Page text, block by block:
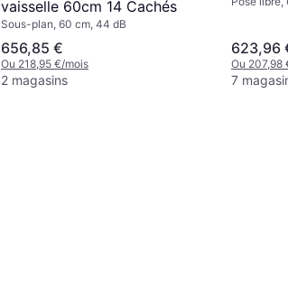
vaisselle 60cm 14 Cachés
Sous-plan, 60 cm, 44 dB
656,85 €
Ou 218,95 €/mois
2 magasins
623,96
Ou 207,98
7